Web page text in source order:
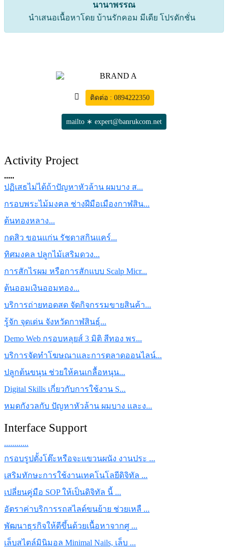
นานาพรรณ
นำเสนอเนื้อหาโดย บ้านรักคอม มีเดีย โปรดักชั่น
ติดต่อ : 0894222350
mailto ∗ expert@banrukcom.net
Activity Project
.....
ปฏิเสธไม่ได้ถ้าปัญหาหัวล้าน ผมบาง ส...
กรอบพระไม้มงคล ช่างฝีมือเมืองกาฬสิน...
ต้นทองหลาง...
กดสิว ขอนแก่น รัชดาสกินแคร์...
ทิศมงคล ปลูกไม้เสริมดวง...
การสักไรผม หรือการสักแบบ Scalp Micr...
ต้นออมเงินออมทอง...
บริการถ่ายทอดสด จัดกิจกรรมขายสินค้า...
รู้จัก จุดเด่น จังหวัดกาฬสินธุ์...
Demo Web กรอบหลุยส์ 3 มิติ สีทอง พร...
บริการจัดทำโฆษณาและการตลาดออนไลน์...
ปลูกต้นขนุน ช่วยให้คนเกลื้อหนุน...
Digital Skills เกี่ยวกับการใช้งาน S...
หมดกังวลกับ ปัญหาหัวล้าน ผมบาง และง...
Interface Support
............
กรอบรูปตั้งโต๊ะหรือจะแขวนผนัง งานประ ...
เสริมทักษะการใช้งานเทคโนโลยีดิจิทัล ...
เปลี่ยนคู่มือ SOP ให้เป็นดิจิทัล นี้ ...
อัตราค่าบริการรถสไลด์ขนย้าย ช่วยเหลื ...
พัฒนาธุรกิจให้ดีขึ้นด้วยเนื้อหาจากศู ...
เล็บสไตล์มินิมอล Minimal Nails, เล็บ ...